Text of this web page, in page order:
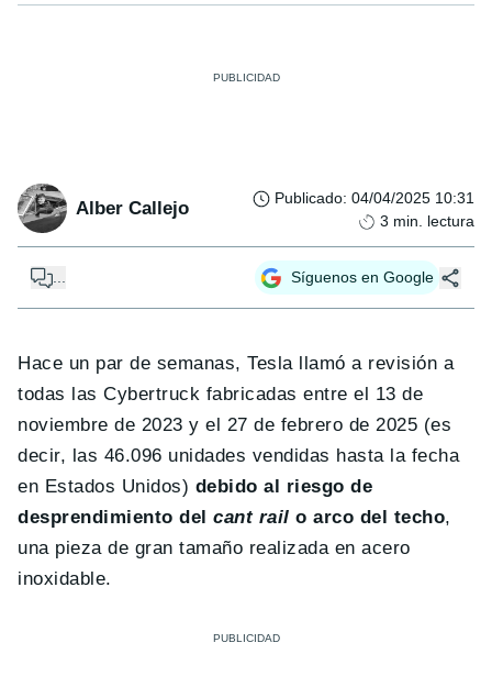
Alber Callejo Publicado: 04/04/2025 10:31
3 min. lectura
... Síguenos en Google
Hace un par de semanas, Tesla llamó a revisión a
todas las Cybertruck fabricadas entre el 13 de
noviembre de 2023 y el 27 de febrero de 2025 (es
decir, las 46.096 unidades vendidas hasta la fecha
en Estados Unidos) debido al riesgo de
desprendimiento del cant rail o arco del techo,
una pieza de gran tamaño realizada en acero
inoxidable.